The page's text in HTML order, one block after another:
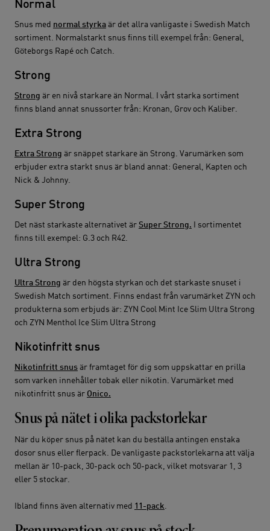
Normal
Snus med normal styrka är det allra vanligaste i Swedish Match
sortiment. Normalstarkt snus finns till exempel från: General,
Göteborgs Rapé och Catch.
Strong
Strong är en nivå starkare än Normal. I vårt starka sortiment
finns bland annat snussorter från: Kronan, Grov och Kaliber.
Extra Strong
Extra Strong är snäppet starkare än Strong. Varumärken som
erbjuder extra starkt snus är bland annat: General, Kapten och
Nick & Johnny.
Super Strong
Det näst starkaste alternativet är Super Strong. I sortimentet
finns till exempel: G.3 och R42.
Ultra Strong
Ultra Strong är den högsta styrkan och det starkaste snuset i
Swedish Match sortiment. Finns endast från varumärket ZYN och
produkterna som erbjuds är: ZYN Cool Mint Ice Slim Ultra Strong
och ZYN Menthol Ice Slim Ultra Strong
Nikotinfritt snus
Nikotinfritt snus är framtaget för dig som uppskattar en prilla
som varken innehåller tobak eller nikotin. Varumärket med
nikotinfritt snus är Onico.
Snus på nätet i olika packstorlekar
När du köper snus på nätet kan du beställa antingen enstaka
dosor snus eller flerpack. De vanligaste packstorlekarna att välja
mellan är 10-pack, 30-pack och 50-pack, vilket motsvarar 1, 3
eller 5 stockar.
Ibland finns även alternativ med 11-pack